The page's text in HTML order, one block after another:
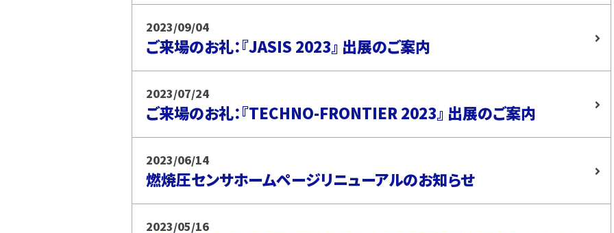
2023/09/04
ご来場のお礼：『JASIS 2023』 出展のご案内
2023/07/24
ご来場のお礼：『TECHNO-FRONTIER 2023』 出展のご案内
2023/06/14
燃焼圧センサホームページリニューアルのお知らせ
2023/05/16